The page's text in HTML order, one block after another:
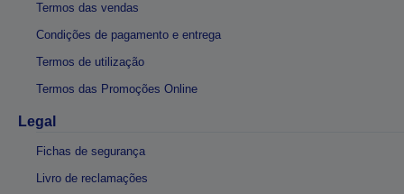
Termos das vendas
Condições de pagamento e entrega
Termos de utilização
Termos das Promoções Online
Legal
Fichas de segurança
Livro de reclamações